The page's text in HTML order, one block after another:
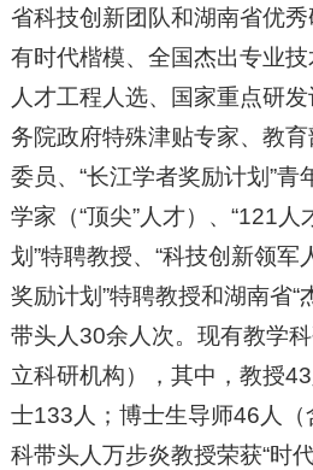
省科技创新团队和湖南省优
有时代楷模、全国杰出专业
人才工程人选、国家重点研
务院政府特殊津贴专家、教
委员、“长江学者奖励计划”
学家（“顶尖”人才）、“121人
划”特聘教授、“科技创新领军
奖励计划”特聘教授和湖南省“
带头人30余人次。现有教学
立科研机构），其中，教授
士133人；博士生导师46人（
科带头人万步炎教授荣获“时